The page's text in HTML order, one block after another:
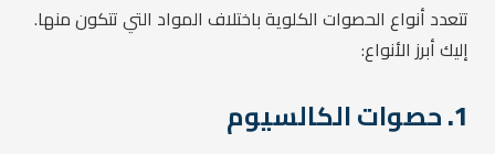
تتعدد أنواع الحصوات الكلوية باختلاف المواد التي تتكون منها.
إليك أبرز الأنواع:
1. حصوات الكالسيوم